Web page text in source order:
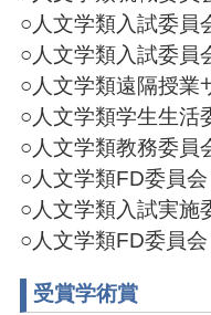
○人文学類入試委
○人文学類入試委
○人文学類遠隔授業
○人文学類学生生
○人文学類教務委
○人文学類FD委員
○人文学類入試実
○人文学類FD委員
受賞学術賞